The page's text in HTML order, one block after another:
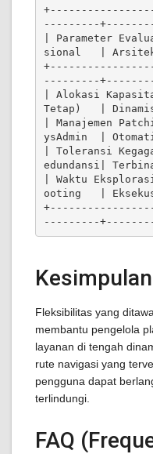
---------
| Parameter
sional   |
---------
| Alokasi
Tetap)   |
| Manajemen
ysAdmin  |
| Toleransi
edundansi|
| Waktu
ooting   |
Kesimpulan
Fleksibilitas yang
membantu pengelola
layanan di tengah
rute navigasi yang
pengguna dapat
terlindungi.
FAQ